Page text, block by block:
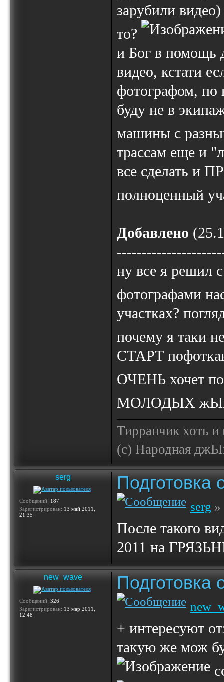
зарубили
то?
и Бог в помощь
видео, кстати
фотографом, по
буду не в
машины с
трассам еще и
все сделать и
полноценный
Добавлено
ну все я решил
фотографами
участках?
почему я таки
СТАРТ
ОЧЕНЬ хочет
МОЛОДЫХ
Тирранчик хоть и
(с) Народная
serg
Сообщений: 187
Зарегистрирован: 13 май 2011,
21:35
Подготовка
serg »
После такого
2011 на
new_wave
Сообщений: 326
Зарегистрирован: 13 мар 2011,
12:48
Подготовка
+ интересуют
такую же мож